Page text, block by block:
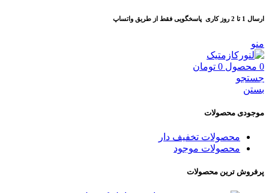
ارسال 1 تا 2 روز کاری پاسخگویی فقط از طریق واتساپ
منو
0 محصول 0 تومان
جستجو
بستن
موجودی محصولات
محصولات تخفیف دار
محصولات موجود
پرفروش ترین محصولات